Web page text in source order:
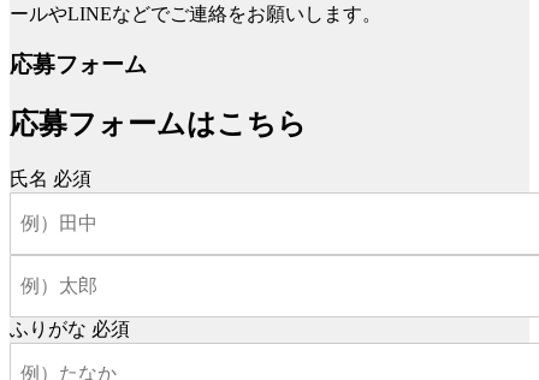
ールやLINEなどでご連絡をお願いします。
応募フォーム
応募フォームはこちら
氏名 必須
ふりがな 必須